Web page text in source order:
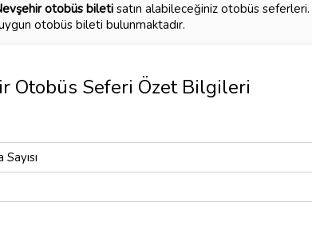
otobüs biletisatın alabileceğiniz otobüs seferleri.
otobüs bileti bulunmaktadır.
Otobüs Seferi Özet Bilgileri